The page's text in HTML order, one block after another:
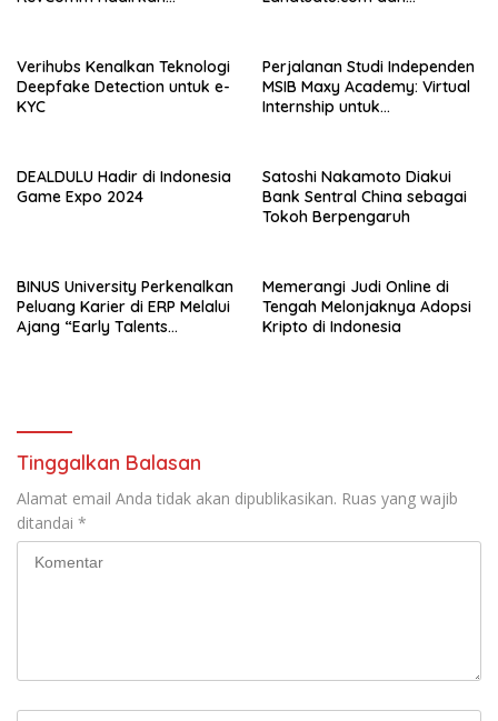
Indonesia
Verihubs Kenalkan Teknologi
Deepfake Detection untuk e-
KYC
Perjalanan Studi Independen
MSIB Maxy Academy: Virtual
Internship untuk
DEALDULU Hadir di Indonesia
Game Expo 2024
Satoshi Nakamoto Diakui
Bank Sentral China sebagai
Tokoh Berpengaruh
BINUS University Perkenalkan
Peluang Karier di ERP Melalui
Ajang “Early Talents
Memerangi Judi Online di
Tengah Melonjaknya Adopsi
Kripto di Indonesia
Tinggalkan Balasan
Alamat email Anda tidak akan dipublikasikan. Ruas yang wajib
ditandai *